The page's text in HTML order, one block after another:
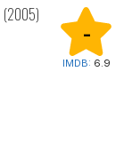
-
IMDB: 6.9
(2005)